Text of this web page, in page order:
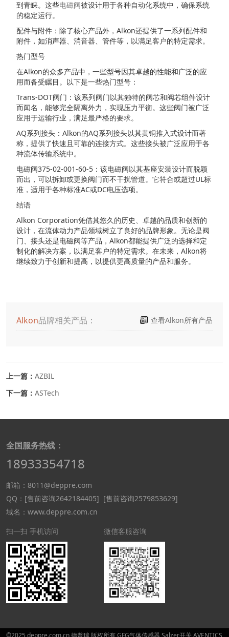
到青睐。这些电磁阀被设计用于各种自动化系统中，确保系统
的稳定运行。
配件与附件：除了核心产品外，Alkon还提供了一系列配件和
附件，如消声器、消音器、管件等，以满足客户的特定需求。
热门型号
在Alkon的众多产品中，一些型号因其卓越的性能和广泛的应
用而备受瞩目。以下是一些热门型号：
Trans-DOT阀门：该系列阀门以其独特的阀芯和阀芯组件设计
而闻名，能够完全隔离外力，实现压力平衡。这些阀门被广泛
应用于运输行业，满足最严格的要求。
AQ系列接头：Alkon的AQ系列接头以其黄铜推入式设计而著
称，提供了快速且可靠的连接方式。这些接头被广泛应用于各
种流体传输系统中。
电磁阀375-02-001-60-5：该电磁阀以其基座安装设计而脱颖
而出，可以拆卸或更换阀门而不干扰管道。它符合或超过UL标
准，适用于各种标准AC或DC电压选项。
结语
Alkon Corporation凭借其悠久的历史、卓越的品质和创新的
设计，在流体动力产品领域树立了良好的品牌形象。无论是阀
门、接头还是电磁阀等产品，Alkon都能提供广泛的选择和定
制化的解决方案，以满足客户的特定需求。在未来，Alkon将
继续致力于创新和提高，以提供更高质量的产品和服务。
Alkon品牌相关产品： 查看Alkon所有产品
上一篇： AZBIL
下一篇： ASTech
全国服务热线：
18933354718
邮箱：8011@deppre.com
QQ： [售前咨询2642184405] [售前咨询2579853629]
域名：www.deppre.com.cn
扫一扫 手机访问
微信客服咨询